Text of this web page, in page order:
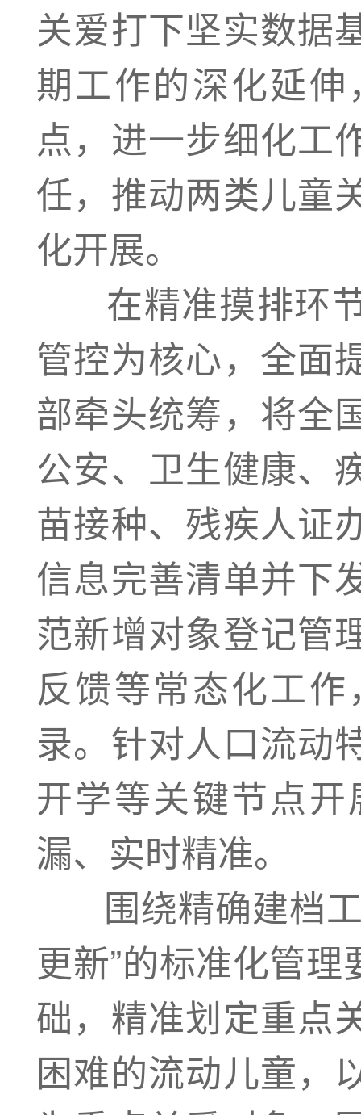
关爱打下坚实数据
期工作的深化延
点，进一步细化工
任，推动两类儿童
化开展。
在精准摸排环节
管控为核心，全面
部牵头统筹，将全
公安、卫生健康、
苗接种、残疾人证
信息完善清单并下
范新增对象登记管
反馈等常态化工
录。针对人口流动
开学等关键节点
漏、实时精准。
围绕精确建档工
更新”的标准化管
础，精准划定重点
困难的流动儿童，